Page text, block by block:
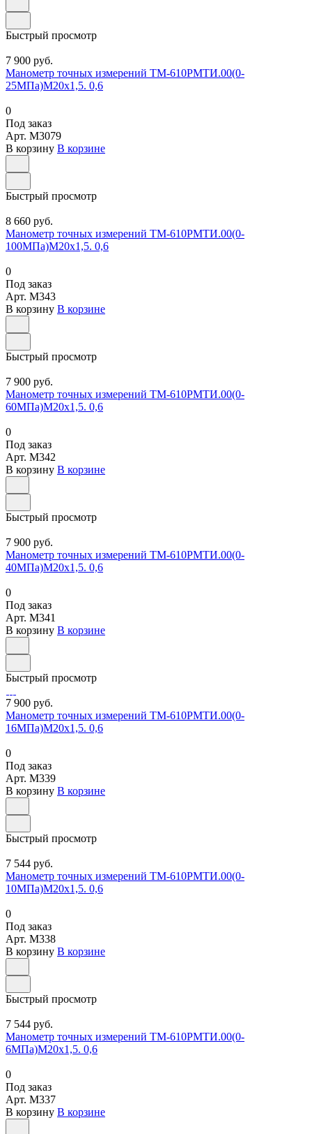
Быстрый просмотр
7 900 руб.
Манометр точных измерений ТМ-610РМТИ.00(0-
25МПа)М20х1,5. 0,6
0
Под заказ
Арт. M3079
В корзину В корзине
Быстрый просмотр
8 660 руб.
Манометр точных измерений ТМ-610РМТИ.00(0-
100МПа)М20х1,5. 0,6
0
Под заказ
Арт. M343
В корзину В корзине
Быстрый просмотр
7 900 руб.
Манометр точных измерений ТМ-610РМТИ.00(0-
60МПа)М20х1,5. 0,6
0
Под заказ
Арт. M342
В корзину В корзине
Быстрый просмотр
7 900 руб.
Манометр точных измерений ТМ-610РМТИ.00(0-
40МПа)М20х1,5. 0,6
0
Под заказ
Арт. M341
В корзину В корзине
Быстрый просмотр
7 900 руб.
Манометр точных измерений ТМ-610РМТИ.00(0-
16МПа)М20х1,5. 0,6
0
Под заказ
Арт. M339
В корзину В корзине
Быстрый просмотр
7 544 руб.
Манометр точных измерений ТМ-610РМТИ.00(0-
10МПа)М20х1,5. 0,6
0
Под заказ
Арт. M338
В корзину В корзине
Быстрый просмотр
7 544 руб.
Манометр точных измерений ТМ-610РМТИ.00(0-
6МПа)М20х1,5. 0,6
0
Под заказ
Арт. M337
В корзину В корзине